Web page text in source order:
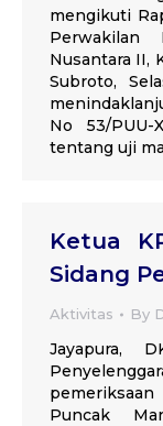
mengikuti
Nusantara II,
Subroto,
No 53/PUU-
tentang uji
Ketua
Sidang
Aktivitas By
Jayapura,
Puncak